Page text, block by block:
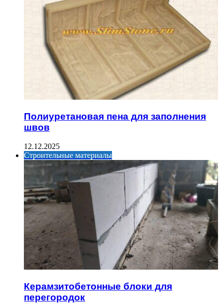
Полиуретановая пена для заполнения
швов
12.12.2025
Строительные материалы
Керамзитобетонные блоки для
перегородок